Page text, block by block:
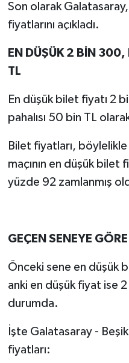
Son olarak
fiyatlarını açıkladı.
EN DÜŞÜK 2 BİN 300,
TL
En düşük bilet fiyatı 2
pahalısı 50 bin TL
Bilet fiyatları,
maçının en düşük bilet
yüzde 92 zamlanmış
GEÇEN SENEYE
Önceki sene en düşük
anki en düşük fiyat ise
durumda.
İşte Galatasaray -
fiyatları: